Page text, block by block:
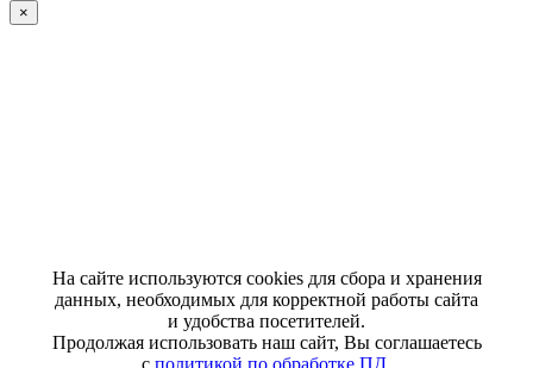
×
На сайте используются cookies для сбора и хранения
данных, необходимых для корректной работы сайта
и удобства посетителей.
Продолжая использовать наш сайт, Вы соглашаетесь
с политикой по обработке ПД